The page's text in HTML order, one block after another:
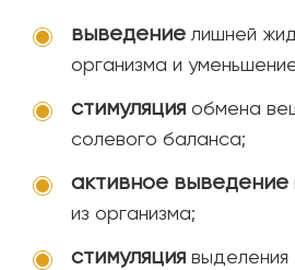
выведениелишней
организма и
стимуляция обмена
солевого баланса;
активное выведение
из организма;
стимуляция выделения